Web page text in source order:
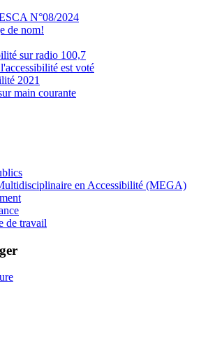
N°08/2024
de nom!
sur radio 100,7
est voté
2021
main courante
en Accessibilité (MEGA)
de travail